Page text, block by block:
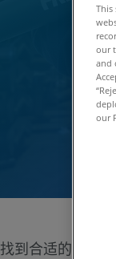
找到合适的 3D 现
This
our
and
our